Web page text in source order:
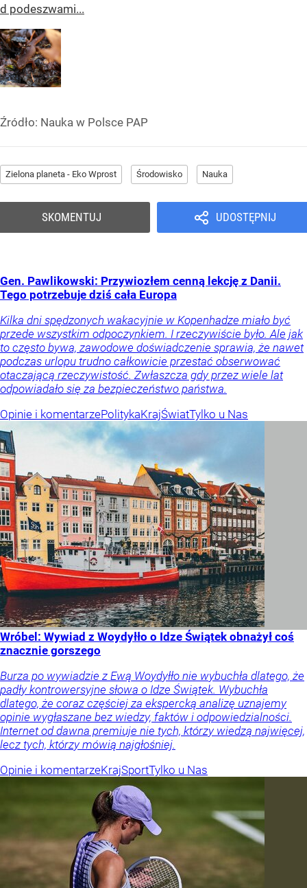
podeszwami...
Źródło: Nauka w Polsce PAP
Zielona planeta - Eko Wprost Środowisko Nauka
UDOSTĘPNIJ
SKOMENTUJ
Gen. Pawlikowski: Przywiozłem cenną lekcję z Danii.
Tego potrzebuje dziś cała Europa
Kilka dni spędzonych wakacyjnie w Kopenhadze miało być
przede wszystkim odpoczynkiem. I rzeczywiście było. Ale jak
to często bywa, zawodowe doświadczenie sprawia, że nawet
podczas urlopu trudno całkowicie przestać obserwować
otaczającą rzeczywistość. Zwłaszcza gdy przez wiele lat
odpowiadało się za bezpieczeństwo państwa.
Opinie i komentarzePolitykaKrajŚwiatTylko u Nas
Wróbel: Wywiad z Woydyłło o Idze Świątek obnażył coś
znacznie gorszego
Burza po wywiadzie z Ewą Woydyłło nie wybuchła dlatego, że
padły kontrowersyjne słowa o Idze Świątek. Wybuchła
dlatego, że coraz częściej za ekspercką analizę uznajemy
opinie wygłaszane bez wiedzy, faktów i odpowiedzialności.
Internet od dawna premiuje nie tych, którzy wiedzą najwięcej,
lecz tych, którzy mówią najgłośniej.
Opinie i komentarzeKrajSportTylko u Nas